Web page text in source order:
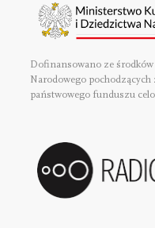
Dofinansowano ze
Narodowego
państwowego funduszu